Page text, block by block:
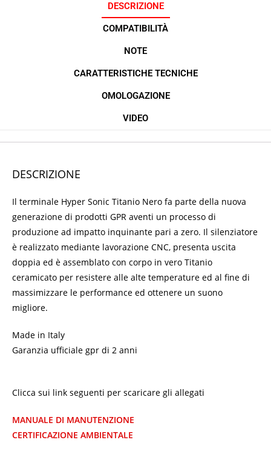
DESCRIZIONE
COMPATIBILITÀ
NOTE
CARATTERISTICHE TECNICHE
OMOLOGAZIONE
VIDEO
DESCRIZIONE
Il terminale Hyper Sonic Titanio Nero fa parte della nuova
generazione di prodotti GPR aventi un processo di
produzione ad impatto inquinante pari a zero. Il silenziatore
è realizzato mediante lavorazione CNC, presenta uscita
doppia ed è assemblato con corpo in vero Titanio
ceramicato per resistere alle alte temperature ed al fine di
massimizzare le performance ed ottenere un suono
migliore.
Made in Italy
Garanzia ufficiale gpr di 2 anni
Clicca sui link seguenti per scaricare gli allegati
MANUALE DI MANUTENZIONE
CERTIFICAZIONE AMBIENTALE